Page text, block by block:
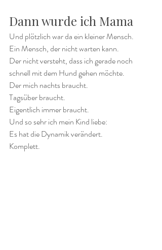
Dann wurde ich Mama
Und plötzlich war da ein kleiner Mensch.
Ein Mensch, der nicht warten kann.
Der nicht versteht, dass ich gerade noch
schnell mit dem Hund gehen möchte.
Der mich nachts braucht.
Tagsüber braucht.
Eigentlich immer braucht.
Und so sehr ich mein Kind liebe:
Es hat die Dynamik verändert.
Komplett.